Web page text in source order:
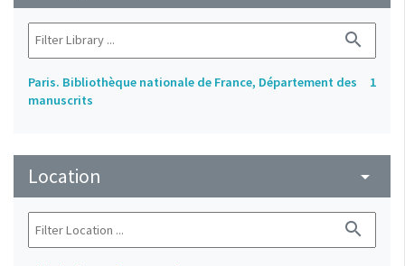
search
Paris. Bibliothèque nationale de France, Département des
manuscrits
1
Location arrow_drop_down
search